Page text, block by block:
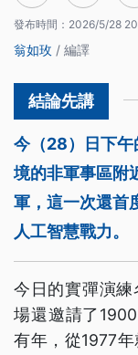
發布時間： 2026/5/28
翁如玫 / 編譯
今（28）日下午
境的非軍事區附
軍，這一次還首
人工智慧戰力。
今日的實彈演
場還邀請了
有年，從1977